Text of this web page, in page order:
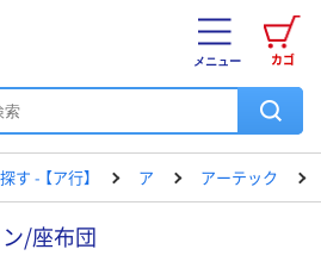
カゴ
メニュー
す - 【ア行】 ア アーテック
/座布団